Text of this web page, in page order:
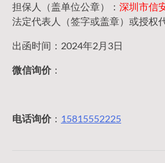
担保人（盖单位公章）： 深圳市信
法定代表人（签字或盖章）或授权
出函时间：2024年2月3日
微信询价：
电话询价： 15815552225